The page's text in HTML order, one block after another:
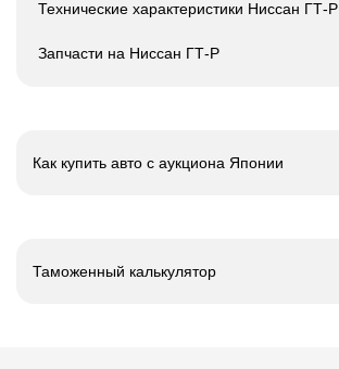
Технические характеристики Ниссан ГТ-Р
Запчасти на Ниссан ГТ-Р
Как купить авто с аукциона Японии
Таможенный калькулятор